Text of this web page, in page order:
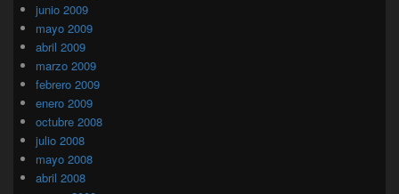
junio 2009
mayo 2009
abril 2009
marzo 2009
febrero 2009
enero 2009
octubre 2008
julio 2008
mayo 2008
abril 2008